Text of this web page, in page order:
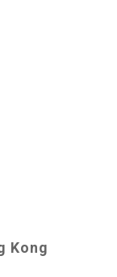
Kong